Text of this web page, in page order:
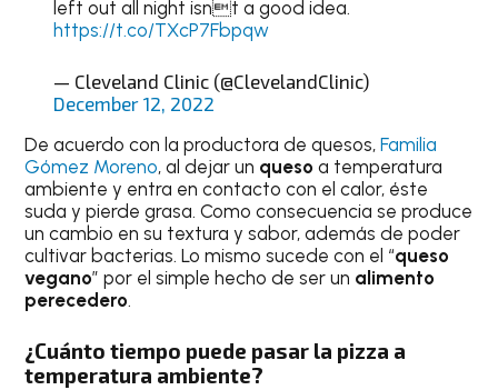
left out all night isnt a good idea.
https://t.co/TXcP7Fbpqw
— Cleveland Clinic (@ClevelandClinic)
December 12, 2022
De acuerdo con la productora de quesos,Familia
Gómez Moreno, al dejar un queso a temperatura
ambiente y entra en contacto con el calor, éste
suda y pierde grasa. Como consecuencia se produce
un cambio en su textura y sabor, además de poder
cultivar bacterias. Lo mismo sucede con el “queso
vegano” por el simple hecho de ser un alimento
perecedero.
¿Cuánto tiempo puede pasar la pizza a
temperatura ambiente?